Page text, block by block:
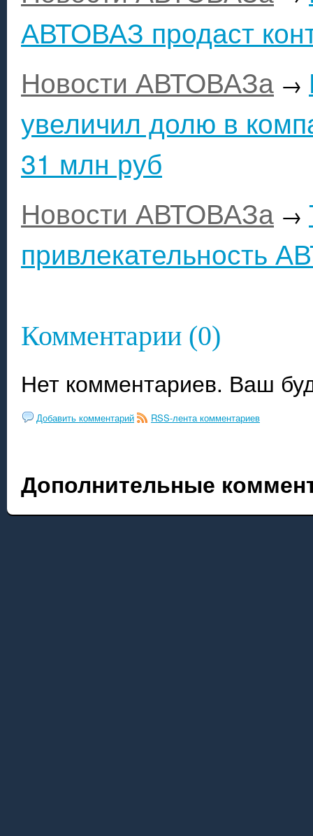
АВТОВАЗ продаст
Новости АВТОВАЗа →
увеличил долю в
31 млн руб
Новости АВТОВАЗа →
привлекательность
Комментарии (0)
Нет комментариев. Ваш
Добавить комментарий RSS-лента комментариев
Дополнительные